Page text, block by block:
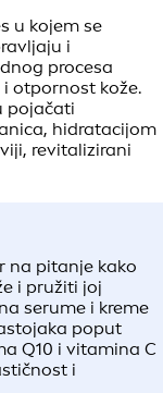
u kojem se
i
procesa
otpornost kože.
pojačati
hidratacijom
revitalizirani
na pitanje kako
i pružiti joj
serume i kreme
poput
Q10 i vitamina C
i